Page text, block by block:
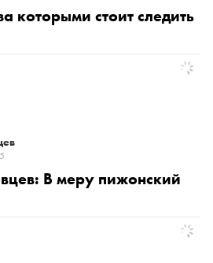
которыми стоит следить
В меру пижонский